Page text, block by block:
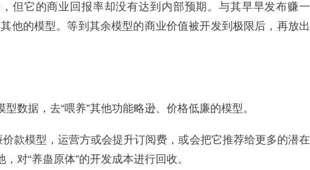
但它的商业回报率却没有达到内部预期。与其早早发布赚一
他的模型。等到其余模型的商业价值被开发到极限后，再放出
数据，去“喂养”其他功能略逊、价格低廉的模型。
款模型，运营方或会提升订阅费，或会把它推荐给更多的潜在
对“养蛊原体”的开发成本进行回收。